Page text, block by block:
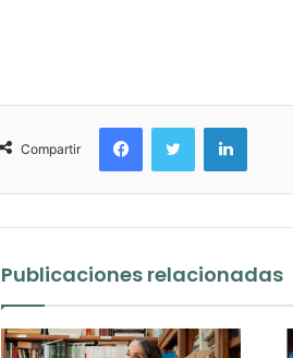
Compartir
FacebookTwitter LinkedIn
Publicaciones relacionadas